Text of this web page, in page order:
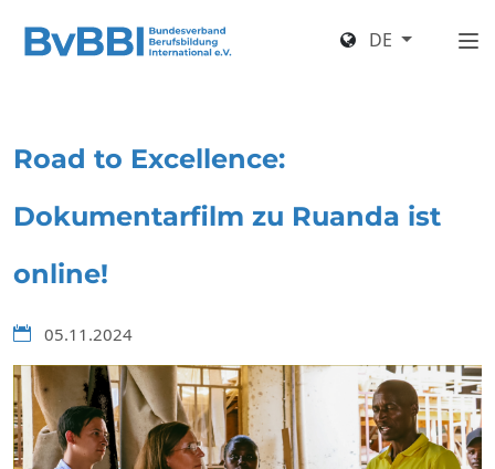
DE
Road to Excellence:
Dokumentarfilm zu Ruanda ist
online!
05.11.2024